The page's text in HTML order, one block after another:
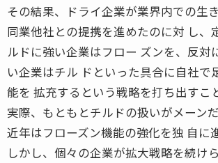
その結果、ドライ企業が業界内での生
同業他社との提携を進めたのに対 し、
ルドに強い企業はフロー ズンを、反対
い企業はチル ドといった具合に自社で
能を 拡充するという戦略を打ち出すこ
実際、もともとチルドの扱いがメーン
近年はフローズン機能の強化を独 自に
しかし、個々の企業が拡大戦略を続け